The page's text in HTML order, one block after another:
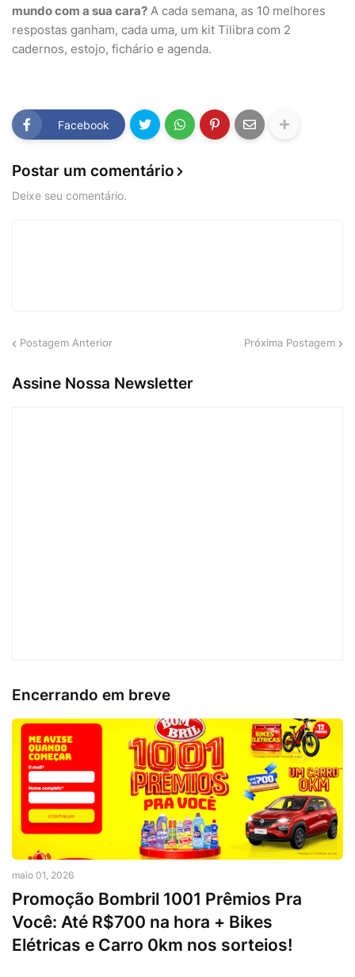
mundo com a sua cara? A cada semana, as 10 melhores
respostas ganham, cada uma, um kit Tilibra com 2
cadernos, estojo, fichário e agenda.
Facebook
Postar um comentário
Deixe seu comentário.
Postagem Anterior Próxima Postagem
Assine Nossa Newsletter
Encerrando em breve
maio 01, 2026
Promoção Bombril 1001 Prêmios Pra
Você: Até R$700 na hora + Bikes
Elétricas e Carro 0km nos sorteios!